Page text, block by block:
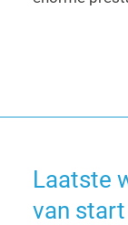
Laatste
van start